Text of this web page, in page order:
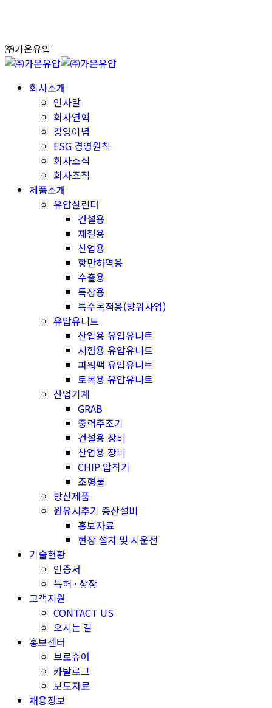
㈜가온유압
회사소개
인사말
회사연혁
경영이념
ESG 경영원칙
회사소식
회사조직
제품소개
유압실린더
건설용
제철용
산업용
항만하역용
수출용
특장용
특수목적용(방위사업)
유압유니트
산업용 유압유니트
시험용 유압유니트
파워팩 유압유니트
토목용 유압유니트
산업기계
GRAB
중력주조기
건설용 장비
산업용 장비
CHIP 압착기
조형물
방산제품
원유시추기 증산설비
홍보자료
현장 설치 및 시운전
기술현황
인증서
특허 · 상장
고객지원
CONTACT US
오시는 길
홍보센터
브로슈어
카탈로그
보도자료
채용정보